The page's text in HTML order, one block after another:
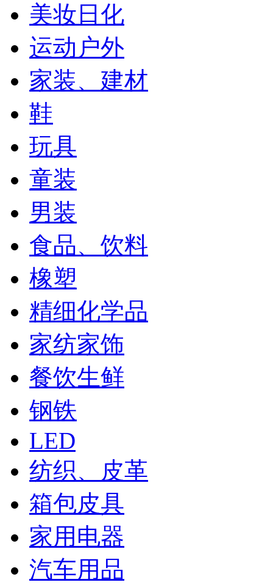
美妆日化
运动户外
家装、建材
鞋
玩具
童装
男装
食品、饮料
橡塑
精细化学品
家纺家饰
餐饮生鲜
钢铁
LED
纺织、皮革
箱包皮具
家用电器
汽车用品